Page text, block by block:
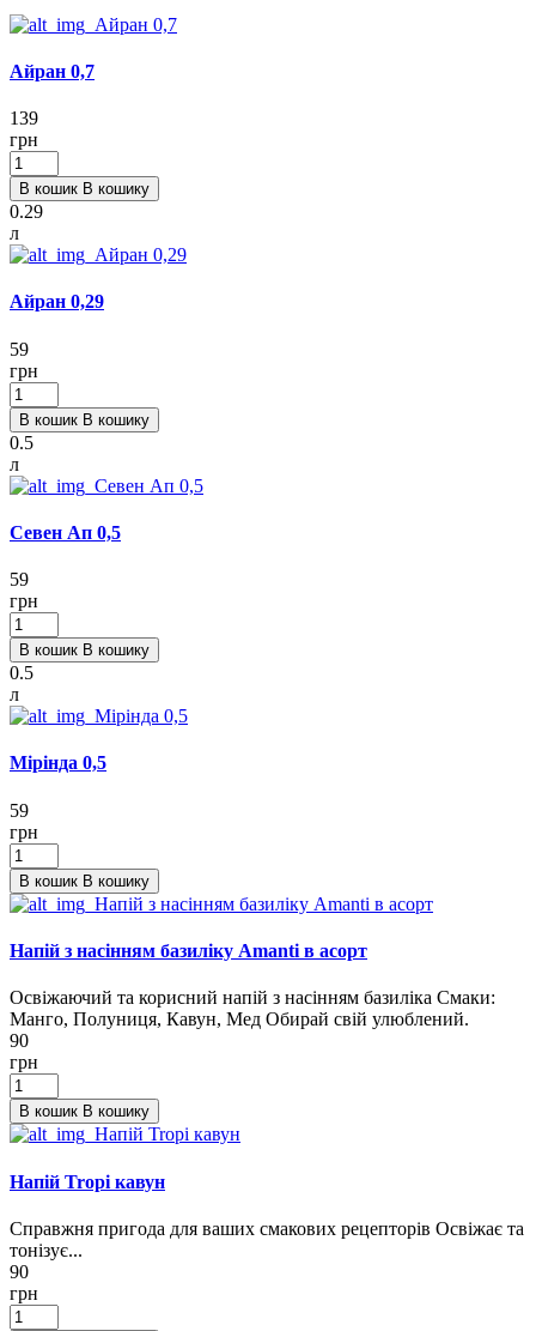
Айран 0,7
139
грн
В кошик В кошику
0.29
л
Айран 0,29
59
грн
В кошик В кошику
0.5
л
Севен Ап 0,5
59
грн
В кошик В кошику
0.5
л
Мірінда 0,5
59
грн
В кошик В кошику
Напій з насінням базиліку Amanti в асорт
Освіжаючий та корисний напій з насінням базиліка Смаки:
Манго, Полуниця, Кавун, Мед Обирай свій улюблений.
90
грн
В кошик В кошику
Напій Tropi кавун
Справжня пригода для ваших смакових рецепторів Освіжає та
тонізує...
90
грн